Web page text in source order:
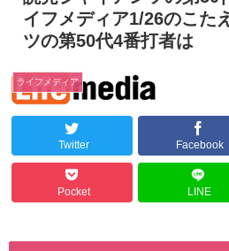
イフメディア1/26のこた
ツの第50代4番打者は
ライフメディア
Twitter Facebook
Pocket LINE